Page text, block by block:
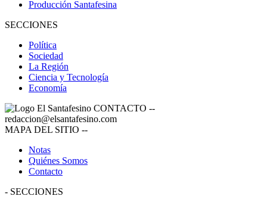
Producción Santafesina
SECCIONES
Política
Sociedad
La Región
Ciencia y Tecnología
Economía
CONTACTO --
redaccion@elsantafesino.com
MAPA DEL SITIO --
Notas
Quiénes Somos
Contacto
- SECCIONES